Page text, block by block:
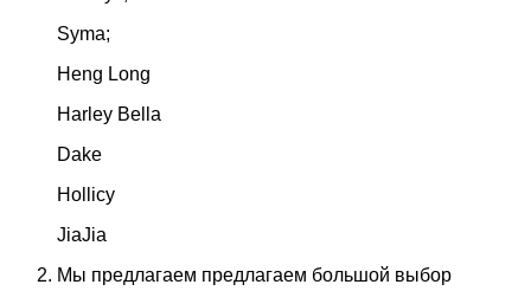
Syma;
Heng Long
Harley Bella
Dake
Hollicy
JiaJia
Мы предлагаем предлагаем большой выбор